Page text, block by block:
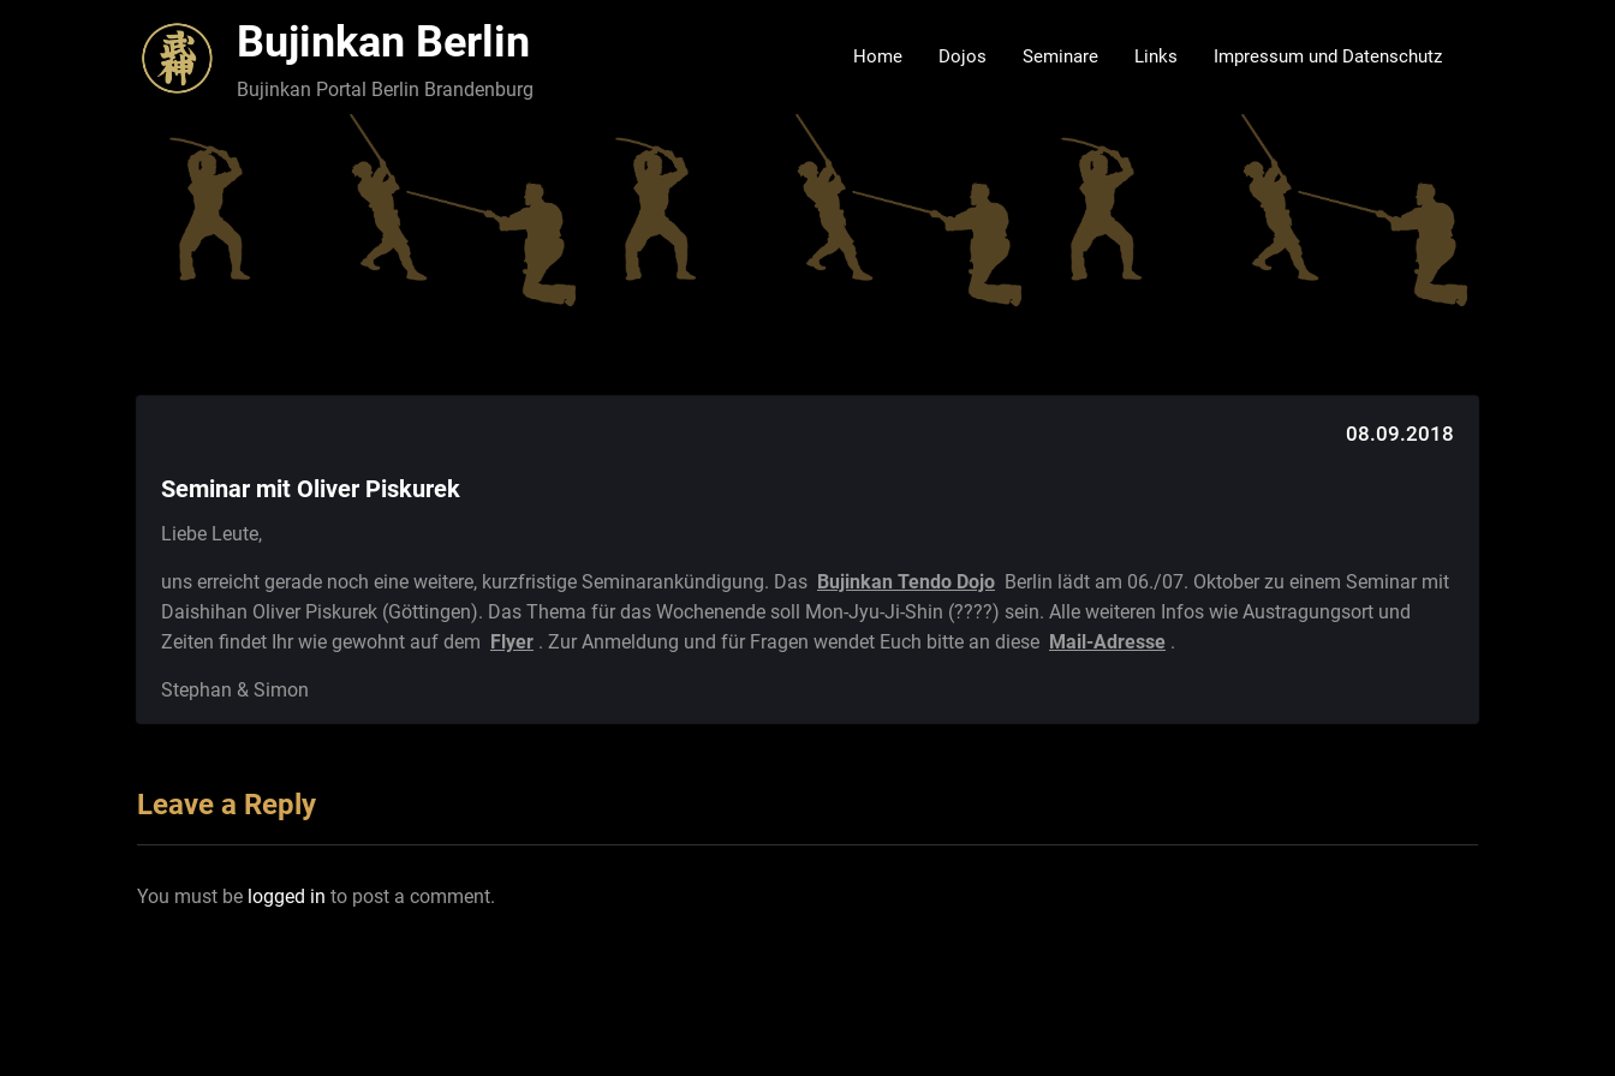
Bujinkan Berlin
Bujinkan Portal Berlin Brandenburg
Home Dojos Seminare Links Impressum und Datenschutz
08.09.2018
Seminar mit Oliver Piskurek
Liebe Leute,
uns erreicht gerade noch eine weitere, kurzfristige Seminarankündigung. Das Bujinkan Tendo Dojo Berlin lädt am 06./07. Oktober zu einem Seminar mit
Daishihan Oliver Piskurek (Göttingen). Das Thema für das Wochenende soll Mon-Jyu-Ji-Shin (????) sein. Alle weiteren Infos wie Austragungsort und
Zeiten findet Ihr wie gewohnt auf dem Flyer . Zur Anmeldung und für Fragen wendet Euch bitte an diese Mail-Adresse .
Stephan & Simon
Leave a Reply
You must be logged in to post a comment.